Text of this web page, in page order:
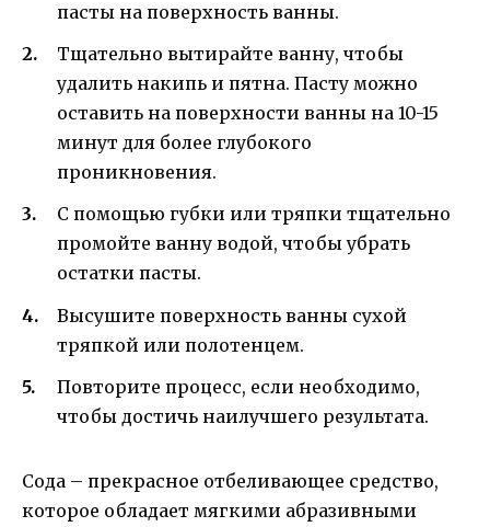
пасты на поверхность ванны.
Тщательно вытирайте ванну, чтобы
удалить накипь и пятна. Пасту можно
оставить на поверхности ванны на 10-15
минут для более глубокого
проникновения.
С помощью губки или тряпки тщательно
промойте ванну водой, чтобы убрать
остатки пасты.
Высушите поверхность ванны сухой
тряпкой или полотенцем.
Повторите процесс, если необходимо,
чтобы достичь наилучшего результата.
Сода – прекрасное отбеливающее средство,
которое обладает мягкими абразивными